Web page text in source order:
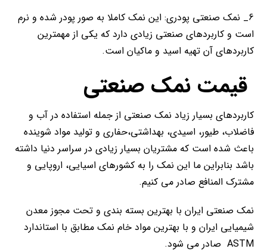
6_ نمک صنعتی پودری: این نمک کاملا به صور پودر شده و نرم
است و کاربردهای صنعتی زیادی دارد که یکی از مهمترین
کاربردهای آن تهیه اسید و ماکیان است.
قیمت نمک صنعتی
کاربردهای بسیار زیاد نمک صنعتی از جمله استفاده در آب و
فاضلاب، طیور، اسیدی، بهداشتی،حفاری و تولید مواد شوینده
باعث شده است که مشتریان بسیار زیادی در سراسر دنیا داشته
باشد بنابراین ما این نمک را به کشورهای اسیایی، اروپایی و
مشترک المنافع صادر می کنیم.
نمک صنعتی ایران با بهترین بسته بندی و تحت مجوز معدن
شیمیایی ایران و با بهترین مواد خام نمک مطابق با استاندارد
ASTM صادر می شود.